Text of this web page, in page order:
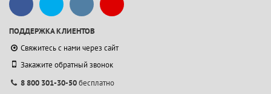
ПОДДЕРЖКА КЛИЕНТОВ
Свяжитесь с нами через сайт
Закажите обратный звонок
8 800 301-30-50бесплатно